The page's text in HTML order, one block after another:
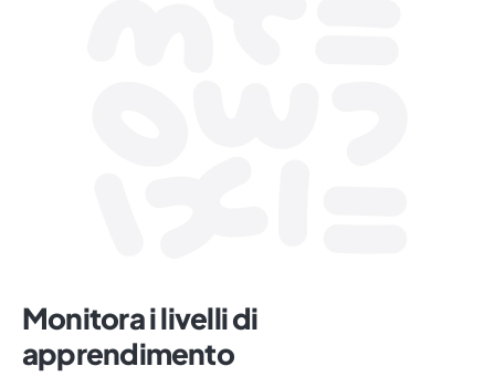
Monitora i livelli di
apprendimento